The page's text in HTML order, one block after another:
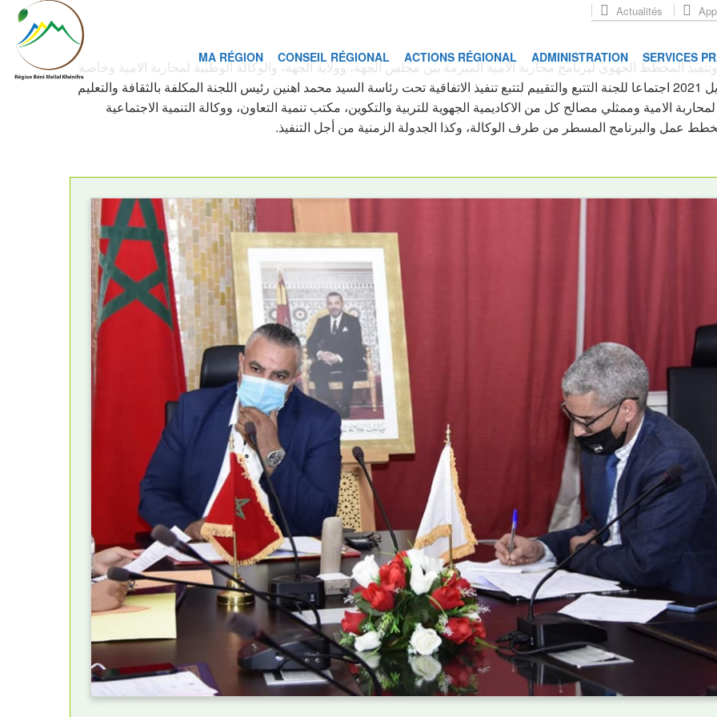
Actualités
MA RÉGION CONSEIL RÉGIONAL ACTIONS RÉGIONAL ADMINISTRATION SERVICES
المخطط الجهوي لبرنامج محاربة الامية المبرمة بين مجلس الجهة، وولاية الجهة، والوكالة الوطنية لمحاربة الامية وخاصة
المادة الخامسة والسادسة منها، انعقد يومه الثلاثاء 13 ابريل 2021 اجتماعا للجنة التتبع والتقييم لتتبع تنفيذ الاتفاقية تحت رئاسة السيد محمد اهنين رئيس اللجنة المكلفة بالثقافة والتعليم
الامية وممثلي مصالح كل من الاكاديمية الجهوية للتربية والتكوين، مكتب تنمية التعاون، ووكالة التنمية الاجتماعية
والبرنامج المسطر من طرف الوكالة، وكذا الجدولة الزمنية من أجل التنفيذ.